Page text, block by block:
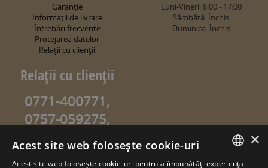
Garanţie
Informaţii de livrare
Întrebări frecvente
Protejarea datelor
Relaţii cu clienţii
Luni-Vineri: 8:00 - 17:00
Sâmbătă: Închis
Duminica: Închis
Relaţii cu clienţii
0771-400771,
0757-059275,
0757-059274
info@sweetgarden.ro
×
Acest site web folosește cookie-uri
Acest site web folosește cookie-uri pentru a îmbunătăți experiența